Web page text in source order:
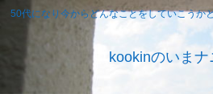
50代になり今からどんなことをしていこうか
kookinのいまナ